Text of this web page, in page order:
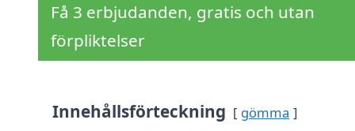
Få 3 erbjudanden, gratis och utan
förpliktelser
Innehållsförteckning gömma